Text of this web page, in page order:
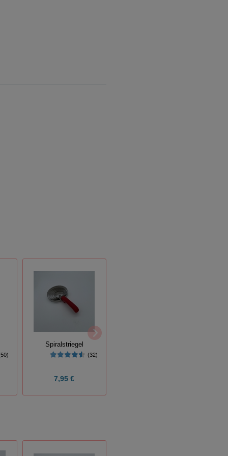
Spiralstriegel
(32)
7,95 €